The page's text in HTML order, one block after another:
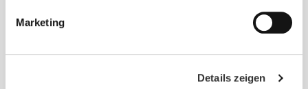
Marketing
Details zeigen
ergonomischen Komfort, optimale